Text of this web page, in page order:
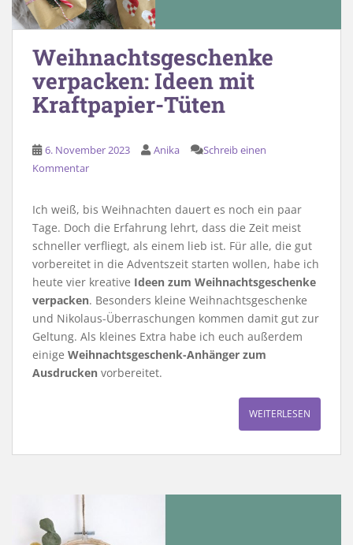
Weihnachtsgeschenke
verpacken: Ideen mit
Kraftpapier-Tüten
6. November 2023 Anika
Schreib einen
Kommentar
Ich weiß, bis Weihnachten dauert es noch ein paar
Tage. Doch die Erfahrung lehrt, dass die Zeit meist
schneller verfliegt, als einem lieb ist. Für alle, die gut
vorbereitet in die Adventszeit starten wollen, habe ich
heute vier kreative Ideen zum Weihnachtsgeschenke
verpacken. Besonders kleine Weihnachtsgeschenke
und Nikolaus-Überraschungen kommen damit gut zur
Geltung. Als kleines Extra habe ich euch außerdem
einige Weihnachtsgeschenk-Anhänger zum
Ausdrucken vorbereitet.
WEITERLESEN